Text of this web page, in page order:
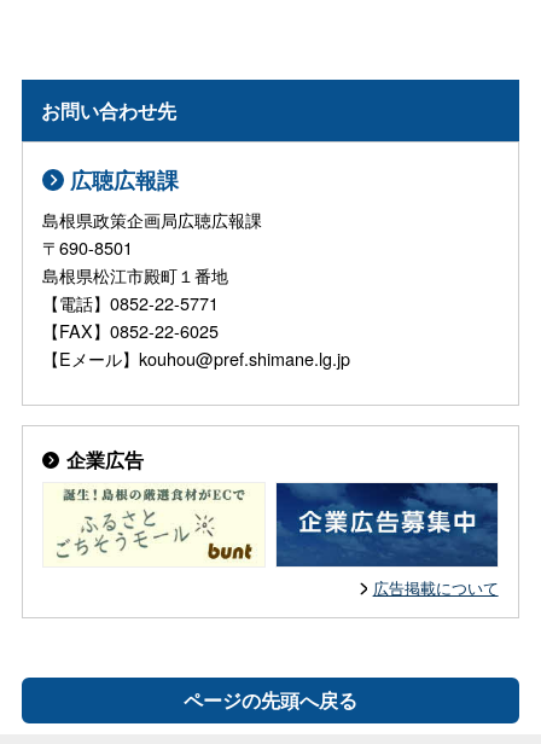
お問い合わせ先
広聴広報課
島根県政策企画局広聴広報課
〒690-8501
島根県松江市殿町１番地
【電話】0852-22-5771
【FAX】0852-22-6025
【Eメール】kouhou@pref.shimane.lg.jp
企業広告
広告掲載について
ページの先頭へ戻る